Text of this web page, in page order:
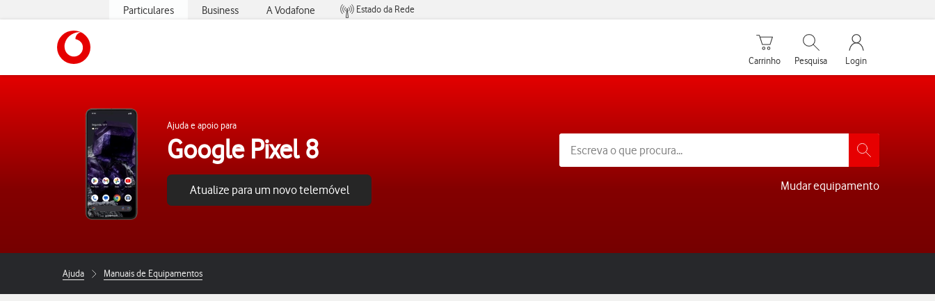
Particulares Business A Vodafone
Estado da Rede
Carrinho de compras
Carrinho
Pesquisar
Pesquisa
My Vodafone
Login
Ajuda e apoio para
Google Pixel 8
Atualize para um novo telemóvel Mudar equipamento
Ajuda Manuais de Equipamentos